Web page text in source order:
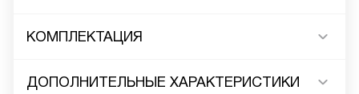
КОМПЛЕКТАЦИЯ
ДОПОЛНИТЕЛЬНЫЕ ХАРАКТЕРИСТИКИ